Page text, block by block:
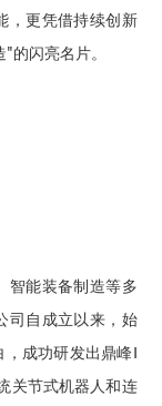
，更凭借持续创新
闪亮名片。
智能装备制造等多
司自成立以来，始
成功研发出鼎峰Ⅰ
关节式机器人和连